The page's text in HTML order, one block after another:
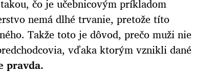
čo je učebnicovým príkladom
nemá dlhé trvanie, pretože títo
Takže toto je dôvod, prečo muži nie
vďaka ktorým vznikli dané
pravda.